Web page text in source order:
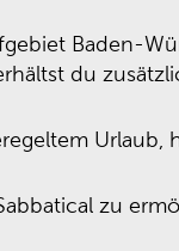
Baden-
du
Urlaub,
zu